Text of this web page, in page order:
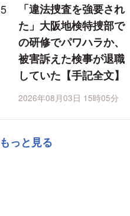
「違法捜査を強要され
た」大阪地検特捜部で
の研修でパワハラか、
被害訴えた検事が退職
していた【手記全文】
2026年08月03日 15時05分
もっと見る